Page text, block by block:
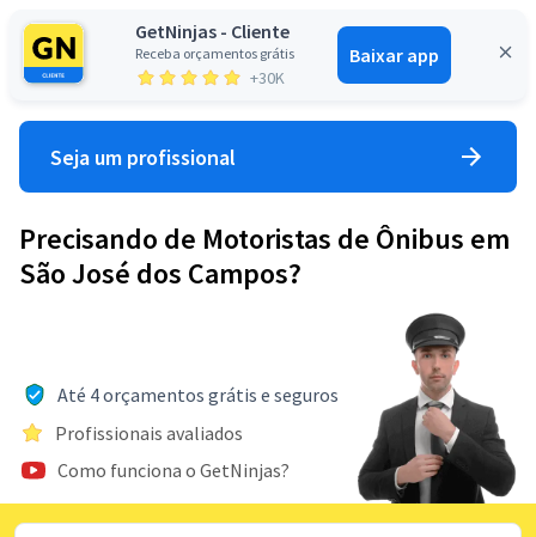
GetNinjas - Cliente
Receba orçamentos grátis
+30K
Baixar app
Entrar
Seja um profissional
Precisando de Motoristas de Ônibus em
São José dos Campos?
Até 4 orçamentos grátis e seguros
Profissionais avaliados
Como funciona o GetNinjas?